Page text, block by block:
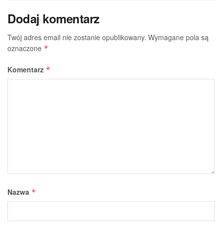
Dodaj komentarz
Twój adres email nie zostanie opublikowany. Wymagane pola są
oznaczone *
Komentarz *
Nazwa *